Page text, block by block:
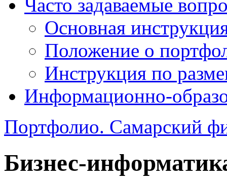
Часто задаваемые
Основная
Положение о
Инструкция по
Информационно-
Портфолио. Самарский
Бизнес-